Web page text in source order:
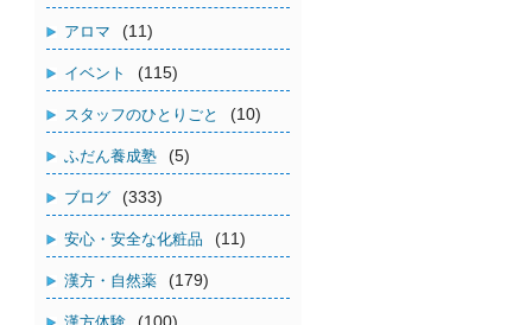
アロマ (11)
イベント (115)
スタッフのひとりごと (10)
ふだん養成塾 (5)
ブログ (333)
安心・安全な化粧品 (11)
漢方・自然薬 (179)
(100)